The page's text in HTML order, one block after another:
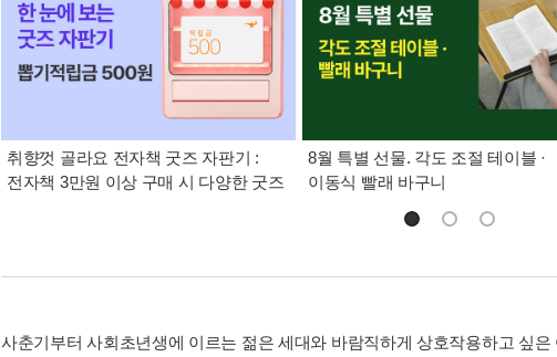
취향껏 골라요 전자책 굿즈 자판기 :
전자책 3만원 이상 구매 시 다양한 굿즈
8월 특별 선물. 각도 조절 테이블 ·
이동식 빨래 바구니
사춘기부터 사회초년생에 이르는 젊은 세대와 바람직하게 상호작용하고 싶